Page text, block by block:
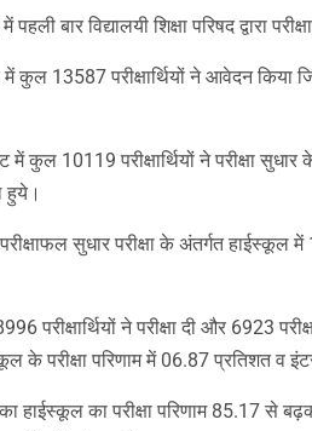
पहली बार विद्यालयी शिक्षा परिषद द्वारा
कुल 13587 परीक्षार्थियों ने आवेदन किया
में कुल 10119 परीक्षार्थियों ने परीक्षा
हुये।
सुधार परीक्षा के अंतर्गत हाईस्कूल में
परीक्षार्थियों ने परीक्षा दी और 6923
के परीक्षा परिणाम में 06.87 प्रतिशत व
हाईस्कूल का परीक्षा परिणाम 85.17 से